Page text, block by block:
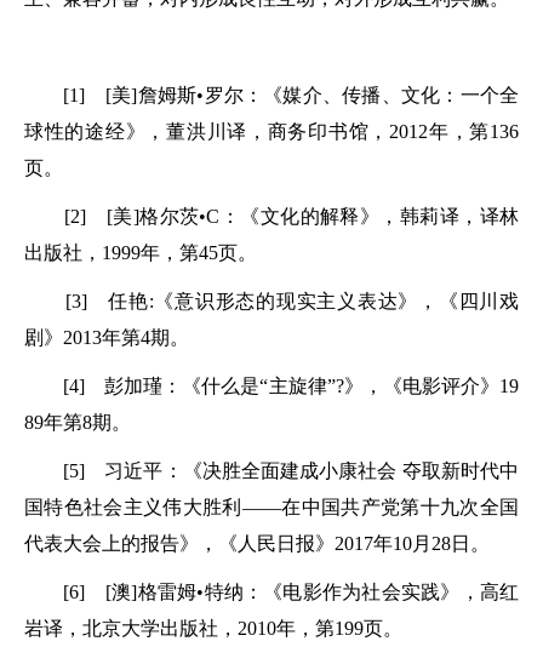
[1] [美]詹姆斯•罗尔：《媒介、传播、文化：一个全
球性的途经》，董洪川译，商务印书馆，2012年，第136
页。
[2] [美]格尔茨•C：《文化的解释》，韩莉译，译林
出版社，1999年，第45页。
[3] 任艳:《意识形态的现实主义表达》，《四川戏
剧》2013年第4期。
[4] 彭加瑾：《什么是“主旋律”?》，《电影评介》19
89年第8期。
[5] 习近平：《决胜全面建成小康社会 夺取新时代中
国特色社会主义伟大胜利——在中国共产党第十九次全国
代表大会上的报告》，《人民日报》2017年10月28日。
[6] [澳]格雷姆•特纳：《电影作为社会实践》，高红
岩译，北京大学出版社，2010年，第199页。